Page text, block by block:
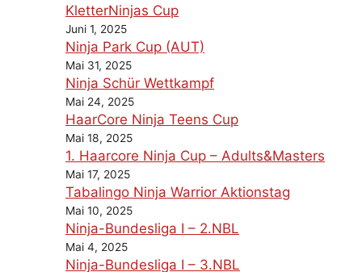
KletterNinjas Cup
Juni 1, 2025
Ninja Park Cup (AUT)
Mai 31, 2025
Ninja Schür Wettkampf
Mai 24, 2025
HaarCore Ninja Teens Cup
Mai 18, 2025
1. Haarcore Ninja Cup – Adults&Masters
Mai 17, 2025
Tabalingo Ninja Warrior Aktionstag
Mai 10, 2025
Ninja-Bundesliga I – 2.NBL
Mai 4, 2025
Ninja-Bundesliga I – 3.NBL